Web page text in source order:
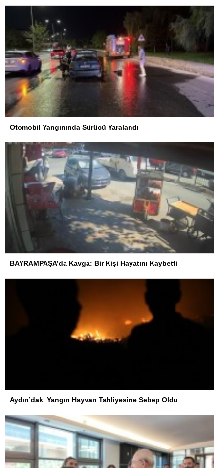
Otomobil Yangınında Sürücü Yaralandı
BAYRAMPAŞA’da Kavga: Bir Kişi Hayatını Kaybetti
Aydın’daki Yangın Hayvan Tahliyesine Sebep Oldu